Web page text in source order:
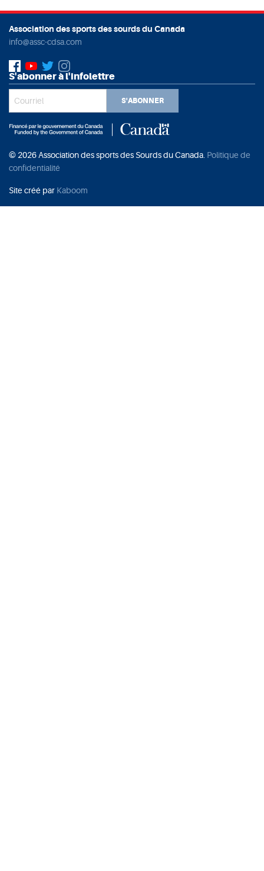
Association des sports des sourds du Canada
info@assc-cdsa.com
S'abonner à l'infolettre
S'ABONNER
© 2026 Association des sports des Sourds du Canada. Politique de
confidentialité
Site créé par Kaboom